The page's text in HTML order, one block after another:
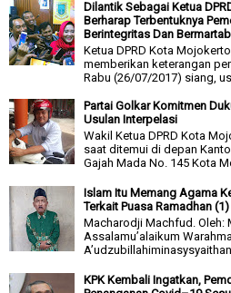
Dilantik Sebagai Ketua
Berharap Terbentuknya
Berintegritas Dan
Ketua DPRD Kota
memberikan keterangan
Rabu (26/07/2017) siang,
Partai Golkar Komitmen
Usulan Interpelasi
Wakil Ketua DPRD Kota
saat ditemui di depan
Gajah Mada No. 145 Kota
Islam Itu Memang Agama
Terkait Puasa Ramadhan (1)
Macharodji Machfud. Oleh:
Assalamu’alaikum
KPK Kembali Ingatkan,